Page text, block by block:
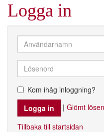
Logga in
Kom ihåg inloggning?
| Glömt
Tillbaka till startsidan